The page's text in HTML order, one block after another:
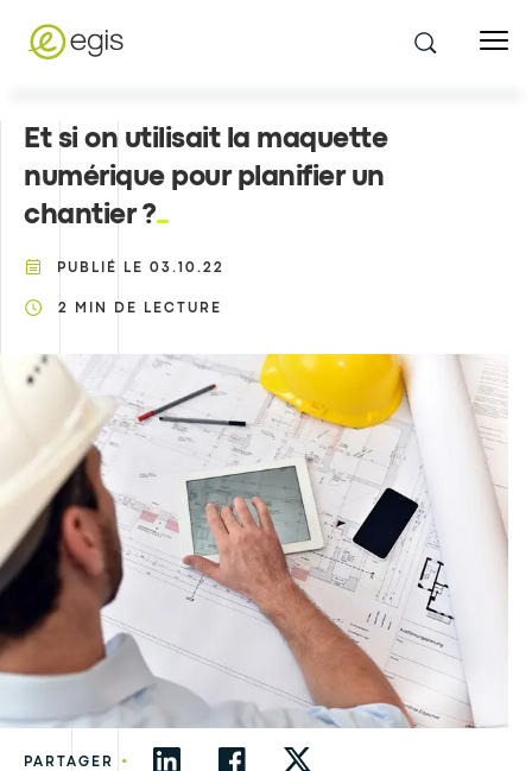
Et si on utilisait la maquette
numérique pour planifier un
chantier ?
PUBLIÉ LE 03.10.22
2 MIN DE LECTURE
PARTAGER •